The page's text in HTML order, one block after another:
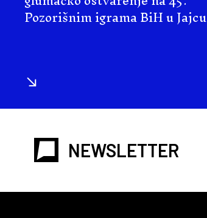
Pozorišnim igrama BiH u Jajcu
NEWSLETTER